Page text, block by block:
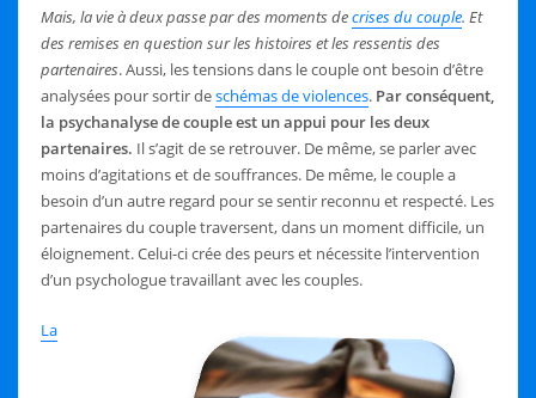
Mais, la vie à deux passe par des moments decrises du couple. Et
des remises en question sur les histoires et les ressentis des
partenaires. Aussi, les tensions dans le couple ont besoin d’être
analysées pour sortir deschémas de violences. Par conséquent,
la psychanalyse de couple est un appui pour les deux
partenaires. Il s’agit de se retrouver. De même, se parler avec
moins d’agitations et de souffrances. De même, le couple a
besoin d’un autre regard pour se sentir reconnu et respecté. Les
partenaires du couple traversent, dans un moment difficile, un
éloignement. Celui-ci crée des peurs et nécessite l’intervention
d’un psychologue travaillant avec les couples.
La